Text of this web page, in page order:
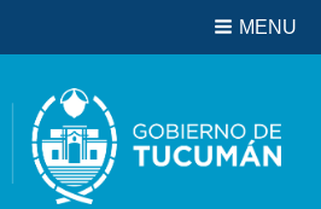
Biblioteca
MENU